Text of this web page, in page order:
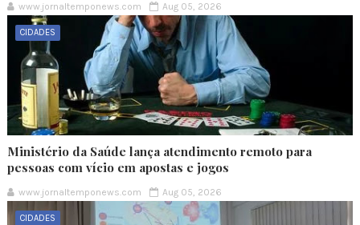
www.jornaltemponews.com Aug 05, 2026
CIDADES
Ministério da Saúde lança atendimento remoto para
pessoas com vício em apostas e jogos
www.jornaltemponews.com Aug 05, 2026
CIDADES